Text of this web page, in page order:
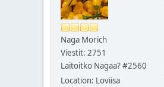
Naga Morich
Viestit: 2751
Laitoitko Nagaa? #2560
Location: Loviisa